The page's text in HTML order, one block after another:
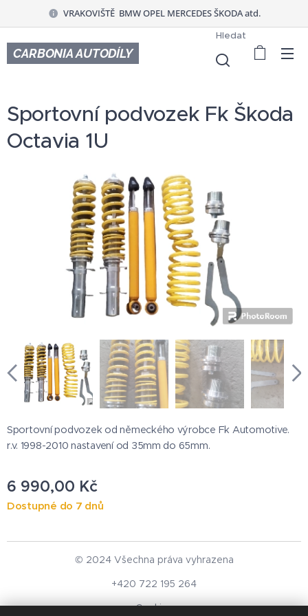
VRAKOVIŠTĚ BMW OPEL MERCEDES ŠKODA atd.
CARBONIA AUTODÍLY
Hledat
Sportovní podvozek Fk Škoda
Octavia 1U
Sportovní podvozek od německého výrobce Fk Automotive.
r.v. 1998-2010 nastavení od 35mm do 65mm.
6 990,00 Kč
Dostupné do 7 dnů
© 2024 Všechna práva vyhrazena
+420 722 195 264
Cookies